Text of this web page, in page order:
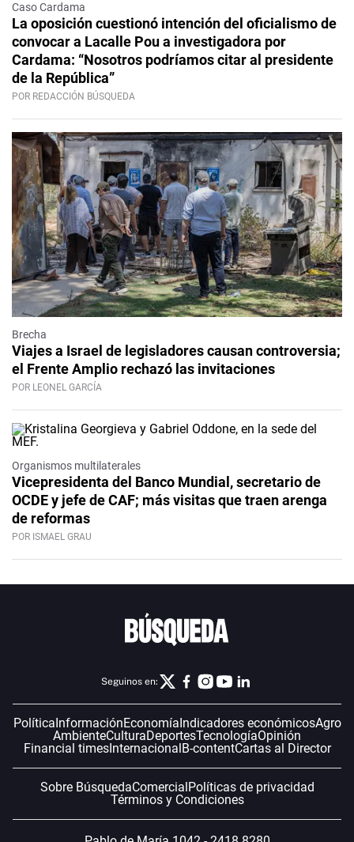
Caso Cardama
La oposición cuestionó intención del oficialismo de
convocar a Lacalle Pou a investigadora por
Cardama: “Nosotros podríamos citar al presidente
de la República”
POR REDACCIÓN BÚSQUEDA
Brecha
Viajes a Israel de legisladores causan controversia;
el Frente Amplio rechazó las invitaciones
POR LEONEL GARCÍA
Organismos multilaterales
Vicepresidenta del Banco Mundial, secretario de
OCDE y jefe de CAF; más visitas que traen arenga
de reformas
POR ISMAEL GRAU
Seguinos en:
PolíticaInformaciónEconomíaIndicadores económicosAgro
AmbienteCulturaDeportesTecnologíaOpinión
Financial timesInternacionalB-contentCartas al Director
Sobre BúsquedaComercialPolíticas de privacidad
Términos y Condiciones